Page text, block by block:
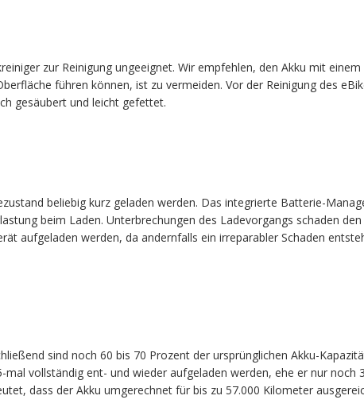
zur Reinigung ungeeignet. Wir empfehlen, den Akku mit
führen können, ist zu vermeiden. Vor der Reinigung des
gesäubert und leicht gefettet.
beliebig kurz geladen werden. Das integrierte Batterie-
beim Laden. Unterbrechungen des Ladevorgangs schaden den
aufgeladen werden, da andernfalls ein irreparabler Schaden
sind noch 60 bis 70 Prozent der ursprünglichen Akku-
vollständig ent- und wieder aufgeladen werden, ehe er nur noch
dass der Akku umgerechnet für bis zu 57.000 Kilometer